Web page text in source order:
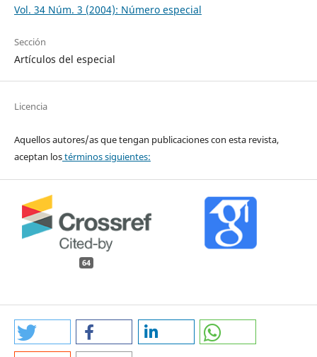
Vol. 34 Núm. 3 (2004): Número especial
Sección
Artículos del especial
Licencia
Aquellos autores/as que tengan publicaciones con esta revista,
aceptan lostérminos siguientes:
64